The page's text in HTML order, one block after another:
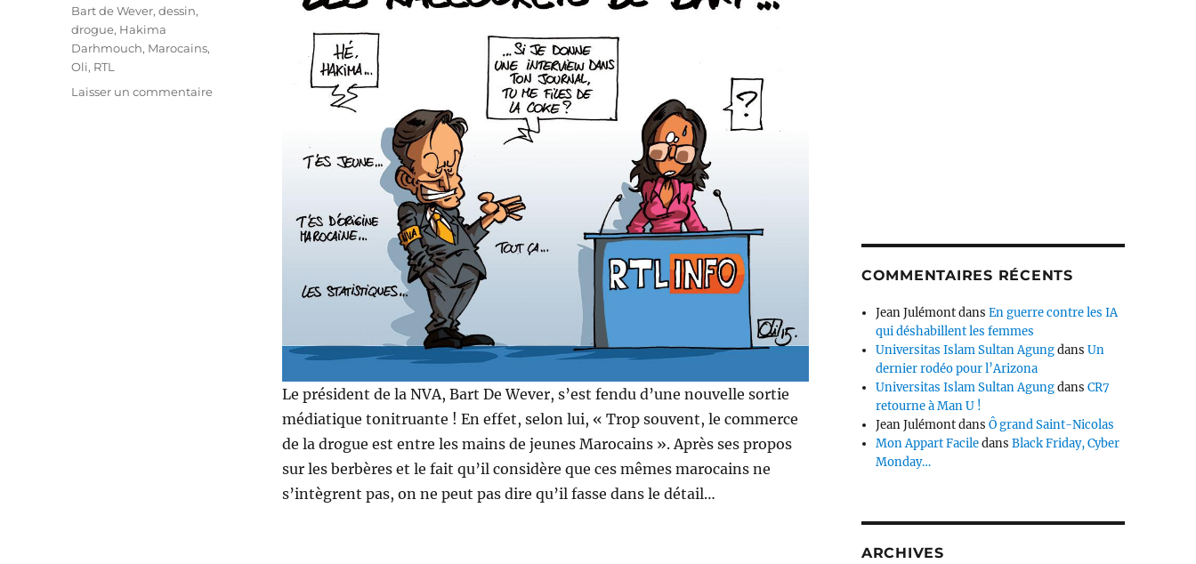
Le président de la NVA, Bart De Wever, s’est fendu d’une nouvelle sortie
médiatique tonitruante ! En effet, selon lui, « Trop souvent, le commerce
de la drogue est entre les mains de jeunes Marocains ». Après ses propos
sur les berbères et le fait qu’il considère que ces mêmes marocains ne
s’intègrent pas, on ne peut pas dire qu’il fasse dans le détail…
Étiquettes
Bart de Wever,dessin,
drogue, Hakima
Darhmouch, Marocains,
Oli, RTL
Laisser un commentairesur
COMMENTAIRES RÉCENTS
Jean JulémontdansEn guerre contre les IA
qui déshabillent les femmes
Universitas Islam Sultan AgungdansUn
dernier rodéo pour l’Arizona
Universitas Islam Sultan AgungdansCR7
retourne à Man U !
Jean JulémontdansÔ grand Saint-Nicolas
Mon Appart FaciledansBlack Friday, Cyber
Monday…
ARCHIVES